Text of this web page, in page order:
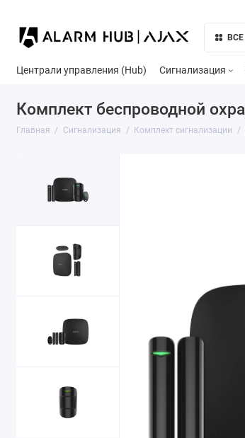
Централи управления (Hub) Сигнализация
Комплект беспроводной
Главная Сигнализация Комплект сигнализации